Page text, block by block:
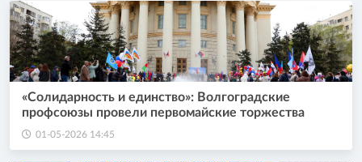
«Солидарность и единство»: Волгоградские
профсоюзы провели первомайские торжества
01-05-2026 14:45